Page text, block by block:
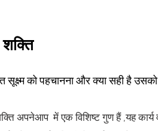
सूक्ष्म को पहचानना और क्या सही है
अपनेआप में एक विशिष्ट गुण हैं ,यह